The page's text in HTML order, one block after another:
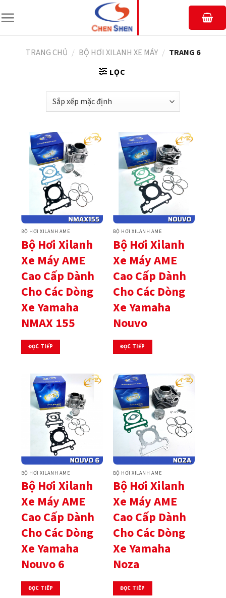
đến
TRANG CHỦ / BỘ HƠI XILANH XE MÁY / TRANG 6
LỌC
BỘ HƠI XILANH AME
Bộ Hơi Xilanh
Xe Máy AME
Cao Cấp Dành
Cho Các Dòng
Xe Yamaha
NMAX 155
ĐỌC TIẾP
BỘ HƠI XILANH AME
Bộ Hơi Xilanh
Xe Máy AME
Cao Cấp Dành
Cho Các Dòng
Xe Yamaha
Nouvo
ĐỌC TIẾP
BỘ HƠI XILANH AME
Bộ Hơi Xilanh
Xe Máy AME
Cao Cấp Dành
Cho Các Dòng
Xe Yamaha
Nouvo 6
ĐỌC TIẾP
BỘ HƠI XILANH AME
Bộ Hơi Xilanh
Xe Máy AME
Cao Cấp Dành
Cho Các Dòng
Xe Yamaha
Noza
ĐỌC TIẾP